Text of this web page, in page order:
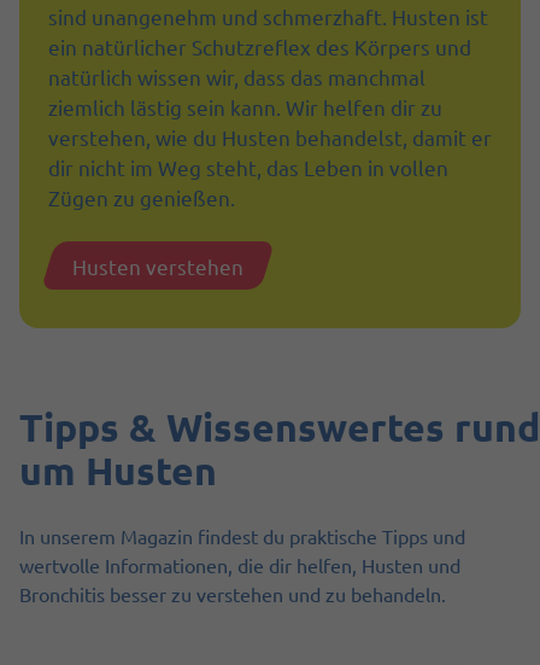
sind unangenehm und schmerzhaft. Husten ist
ein natürlicher Schutzreflex des Körpers und
natürlich wissen wir, dass das manchmal
ziemlich lästig sein kann. Wir helfen dir zu
verstehen, wie du Husten behandelst, damit er
dir nicht im Weg steht, das Leben in vollen
Zügen zu genießen.
Husten verstehen
Tipps & Wissenswertes rund
um Husten
In unserem Magazin findest du praktische Tipps und
wertvolle Informationen, die dir helfen, Husten und
Bronchitis besser zu verstehen und zu behandeln.